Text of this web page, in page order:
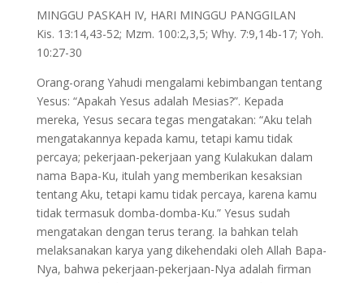
MINGGU PASKAH IV, HARI MINGGU PANGGILAN
Kis. 13:14,43-52; Mzm. 100:2,3,5; Why. 7:9,14b-17; Yoh.
10:27-30
Orang-orang Yahudi mengalami kebimbangan tentang
Yesus: “Apakah Yesus adalah Mesias?”. Kepada
mereka, Yesus secara tegas mengatakan: “Aku telah
mengatakannya kepada kamu, tetapi kamu tidak
percaya; pekerjaan-pekerjaan yang Kulakukan dalam
nama Bapa-Ku, itulah yang memberikan kesaksian
tentang Aku, tetapi kamu tidak percaya, karena kamu
tidak termasuk domba-domba-Ku.” Yesus sudah
mengatakan dengan terus terang. Ia bahkan telah
melaksanakan karya yang dikehendaki oleh Allah Bapa-
Nya, bahwa pekerjaan-pekerjaan-Nya adalah firman